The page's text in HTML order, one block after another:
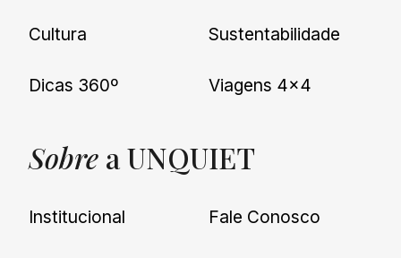
Cultura
Dicas 360º
Sustentabilidade
Viagens 4×4
Sobre a UNQUIET
Institucional Fale Conosco